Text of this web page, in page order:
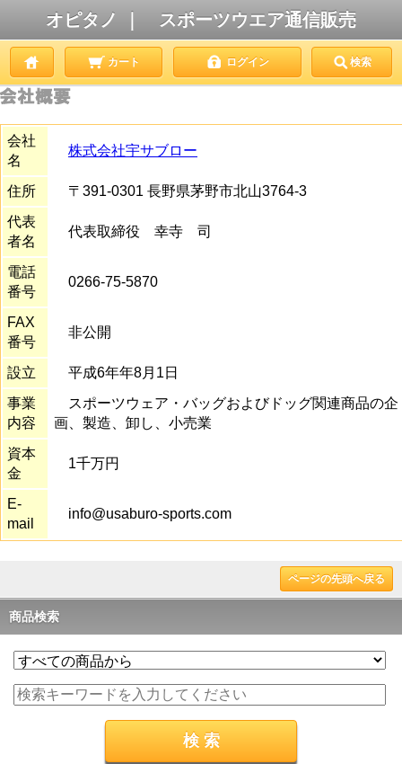
オピタノ ｜ スポーツウエア通信販売
カート ログイン 検索
会社
名
株式会社宇サブロー
住所
〒391-0301 長野県茅野市北山3764-3
代表
者名
代表取締役 幸寺 司
電話
番号
0266-75-5870
FAX
番号
非公開
設立
平成6年年8月1日
事業
内容
スポーツウェア・バッグおよびドッグ関連商品の企
画、製造、卸し、小売業
資本
金
1千万円
E-
mail
info@usaburo-sports.com
ページの先頭へ戻る
商品検索